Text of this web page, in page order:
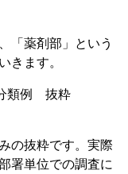
「薬剤部」という
きます。
類例 抜粋
の抜粋です。実際
署単位での調査に